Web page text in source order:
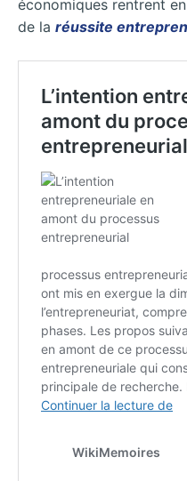
économiques rentrent
de la réussite